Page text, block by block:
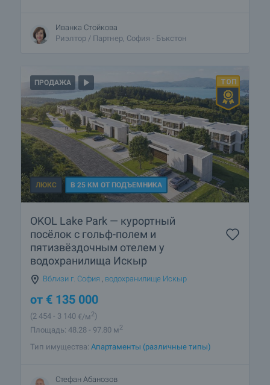
Иванка Стойкова
Риэлтор / Партнер, София - Бъкстон
ПРОДАЖА
ЛЮКС В 25 КМ ОТ ПОДЪЕМНИКА
OKOL Lake Park — курортный
посёлок с гольф-полем и
пятизвёздочным отелем у
водохранилища Искыр
Вблизи г. София , водохранилище Искыр
от € 135 000
(2 454 - 3 140 €/м2)
Площадь: 48.28 - 97.80 м2
Тип имущества: Апартаменты (различные типы)
Стефан Абанозов